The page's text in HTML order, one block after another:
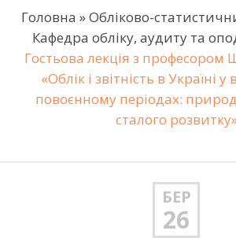
Головна »Обліково-
Кафедра обліку, аудиту та
Гостьова лекція з професором
«Облік і звітність в Україні
повоєнному періодах:
сталого
БЕР
26